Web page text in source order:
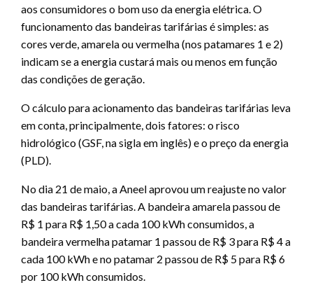
aos consumidores o bom uso da energia elétrica. O
funcionamento das bandeiras tarifárias é simples: as
cores verde, amarela ou vermelha (nos patamares 1 e 2)
indicam se a energia custará mais ou menos em função
das condições de geração.
O cálculo para acionamento das bandeiras tarifárias leva
em conta, principalmente, dois fatores: o risco
hidrológico (GSF, na sigla em inglês) e o preço da energia
(PLD).
No dia 21 de maio, a Aneel aprovou um reajuste no valor
das bandeiras tarifárias. A bandeira amarela passou de
R$ 1 para R$ 1,50 a cada 100 kWh consumidos, a
bandeira vermelha patamar 1 passou de R$ 3 para R$ 4 a
cada 100 kWh e no patamar 2 passou de R$ 5 para R$ 6
por 100 kWh consumidos.